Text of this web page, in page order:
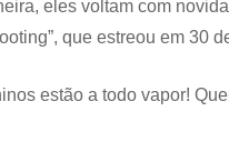
eles voltam com
que estreou em 30
estão a todo vapor!